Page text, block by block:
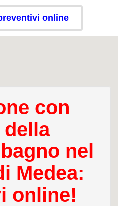
online
con
della
nel
Medea:
online!